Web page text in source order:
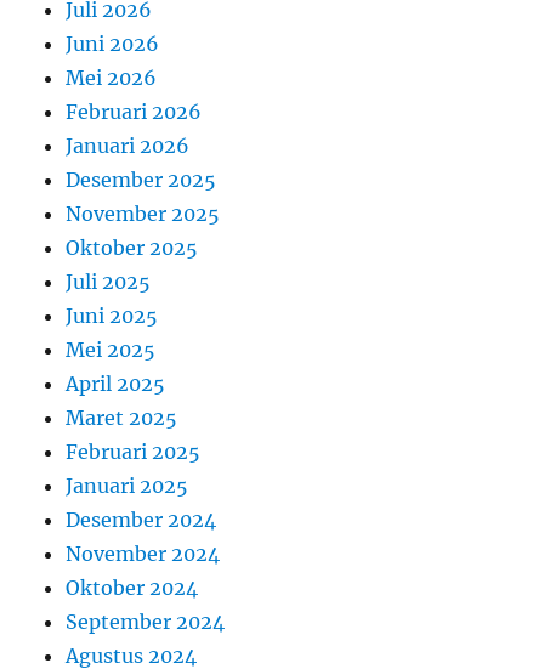
Juli 2026
Juni 2026
Mei 2026
Februari 2026
Januari 2026
Desember 2025
November 2025
Oktober 2025
Juli 2025
Juni 2025
Mei 2025
April 2025
Maret 2025
Februari 2025
Januari 2025
Desember 2024
November 2024
Oktober 2024
September 2024
Agustus 2024